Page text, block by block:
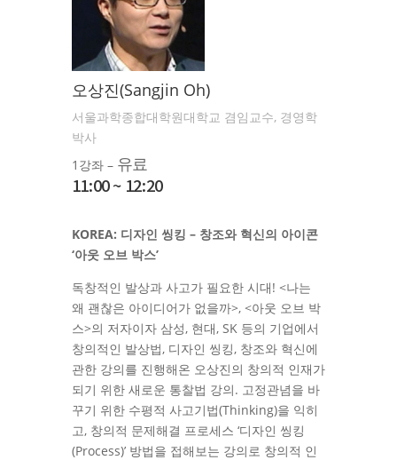
오상진(Sangjin Oh)
서울과학종합대학원대학교 겸임교수, 경영학
박사
1강좌 – 유료
11:00 ~ 12:20
KOREA: 디자인 씽킹 – 창조와 혁신의 아이콘
‘아웃 오브 박스’
독창적인 발상과 사고가 필요한 시대! <나는
왜 괜찮은 아이디어가 없을까>, <아웃 오브 박
스>의 저자이자 삼성, 현대, SK 등의 기업에서
창의적인 발상법, 디자인 씽킹, 창조와 혁신에
관한 강의를 진행해온 오상진의 창의적 인재가
되기 위한 새로운 통찰법 강의. 고정관념을 바
꾸기 위한 수평적 사고기법(Thinking)을 익히
고, 창의적 문제해결 프로세스 ‘디자인 씽킹
(Process)’ 방법을 접해보는 강의로 창의적 인